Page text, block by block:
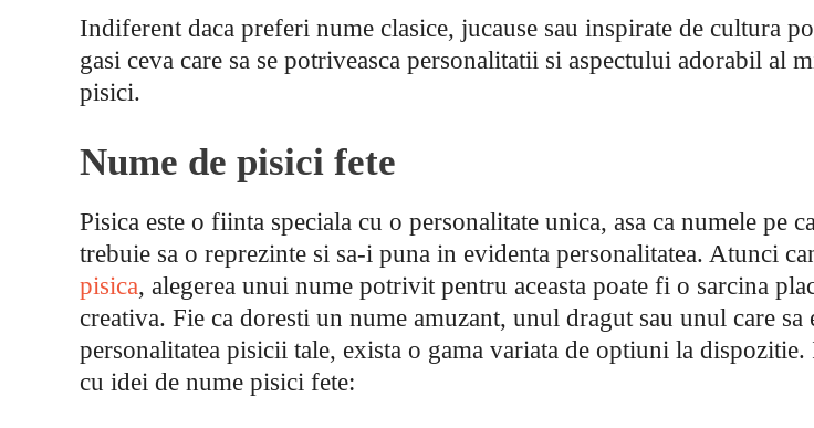
Indiferent daca preferi nume clasice, jucause sau inspirate de cultura
gasi ceva care sa se potriveasca personalitatii si aspectului adorabil al
pisici.
Nume de pisici fete
Pisica este o fiinta speciala cu o personalitate unica, asa ca numele pe
trebuie sa o reprezinte si sa-i puna in evidenta personalitatea. Atunci
pisica, alegerea unui nume potrivit pentru aceasta poate fi o sarcina
creativa. Fie ca doresti un nume amuzant, unul dragut sau unul care sa
personalitatea pisicii tale, exista o gama variata de optiuni la dispozitie.
cu idei de nume pisici fete: